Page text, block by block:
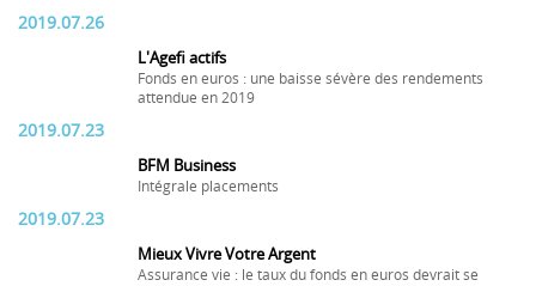
2019.07.26
L'Agefi actifs
Fonds en euros : une baisse sévère des rendements
attendue en 2019
2019.07.23
BFM Business
Intégrale placements
2019.07.23
Mieux Vivre Votre Argent
Assurance vie : le taux du fonds en euros devrait se